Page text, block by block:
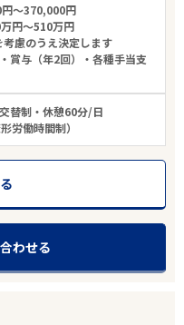
円～370,000円
円～510万円
慮のうえ決定します
賞与（年2回）・各種手当支
替制・休憩60分/日
労働時間制）
わせる